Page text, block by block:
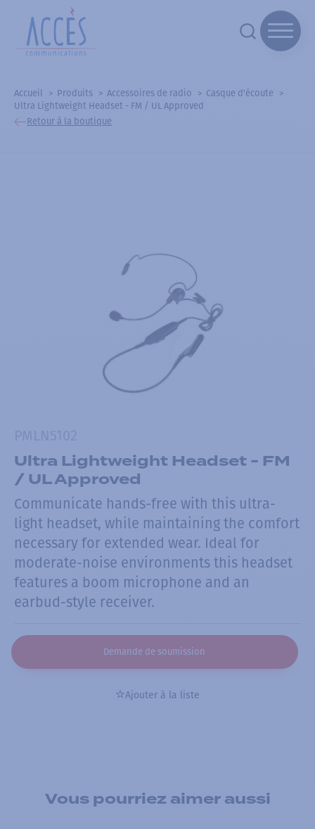
Accueil Produits Accessoires de radio
Casque d'écoute
Ultra Lightweight Headset - FM / UL Approved
Retour à la boutique
Ultra Lightweight Headset - FM
/ UL Approved
Communicate hands-free with this ultra-
light headset, while maintaining the comfort
necessary for extended wear. Ideal for
moderate-noise environments this headset
features a boom microphone and an
earbud-style receiver.
Demande de soumission
Ajouter à la liste
Vous pourriez aimer aussi